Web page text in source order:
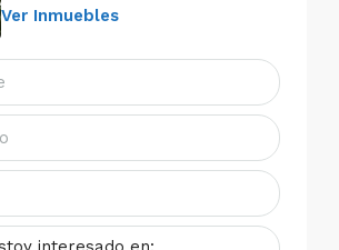
Ver Inmuebles